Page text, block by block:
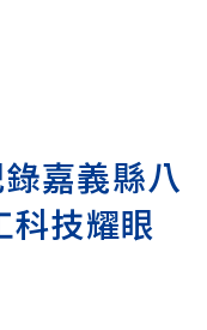
嘉義縣八
科技耀眼